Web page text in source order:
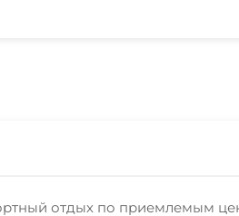
отдых по приемлемым